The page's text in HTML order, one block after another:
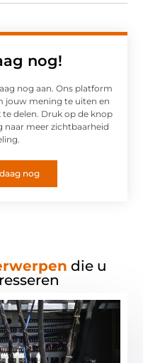
nog!
nog aan. Ons platform
jouw mening te uiten en
delen. Druk op de knop
naar meer zichtbaarheid
nog
die u